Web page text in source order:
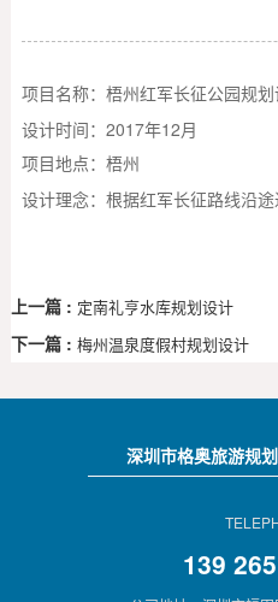
项目名称：梧州红军长征公园规划
设计时间：2017年12月
项目地点： 梧州
设计理念：根据红军长征路线沿途
上一篇 : 定南礼亨水库规划设计
下一篇 : 梅州温泉度假村规划设计
深圳市格奥旅游规
139